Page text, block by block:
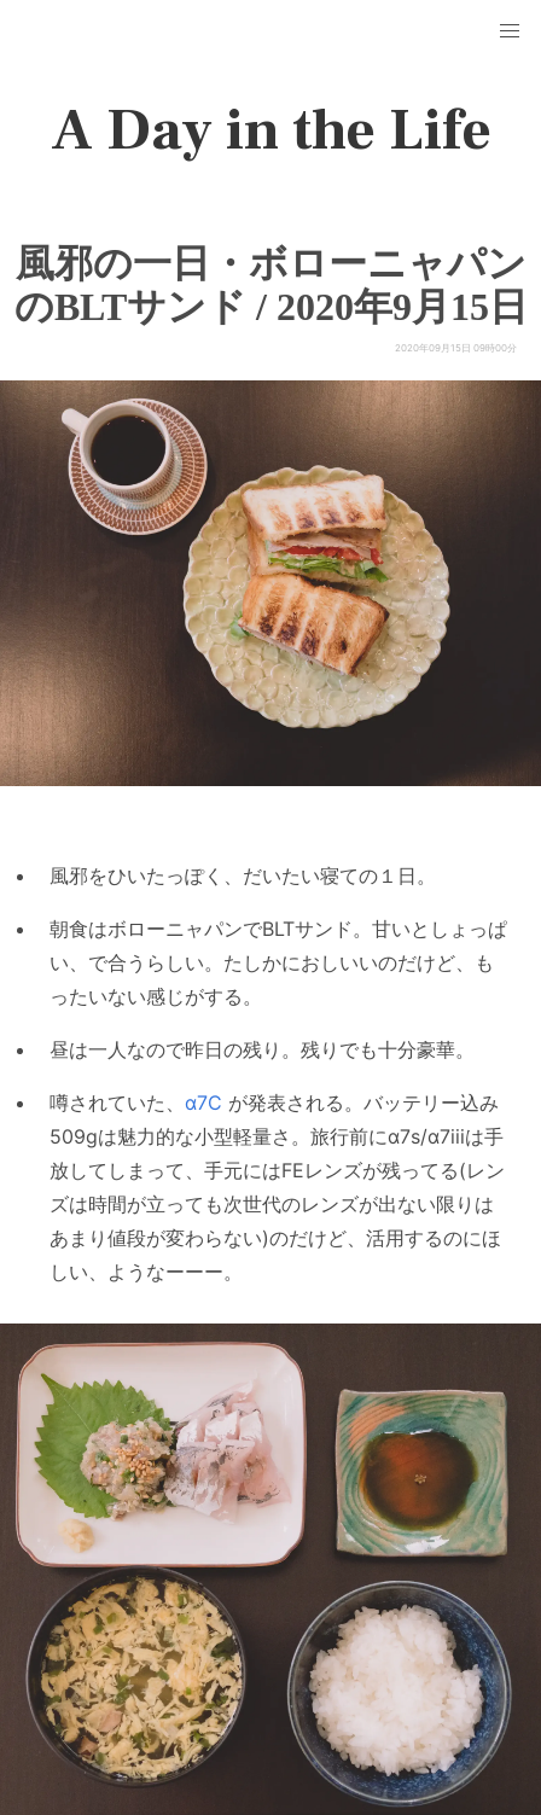
A Day in the Life
風邪の一日・ボローニャパン
のBLTサンド / 2020年9月15日
2020年09月15日 09時00分
風邪をひいたっぽく、だいたい寝ての１日。
朝食はボローニャパンでBLTサンド。甘いとしょっぱ
い、で合うらしい。たしかにおしいいのだけど、も
ったいない感じがする。
昼は一人なので昨日の残り。残りでも十分豪華。
噂されていた、 α7C が発表される。バッテリー込み
509gは魅力的な小型軽量さ。旅行前にα7s/α7iiiは手
放してしまって、手元にはFEレンズが残ってる(レン
ズは時間が立っても次世代のレンズが出ない限りは
あまり値段が変わらない)のだけど、活用するのにほ
しい、ようなーーー。